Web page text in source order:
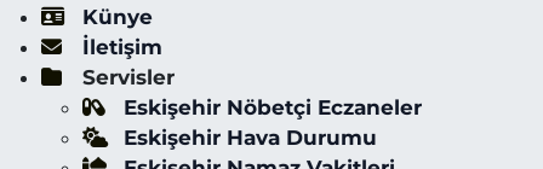
Künye
İletişim
Servisler
Eskişehir Nöbetçi Eczaneler
Eskişehir Hava Durumu